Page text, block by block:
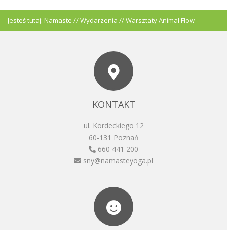
Jesteś tutaj: Namaste //Wydarzenia //Warsztaty Animal Flow
KONTAKT
ul. Kordeckiego 12
60-131 Poznań
660 441 200
sny@namasteyoga.pl